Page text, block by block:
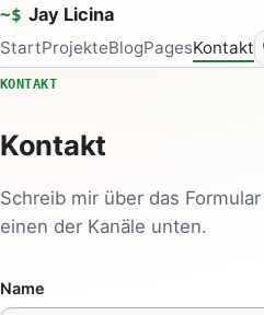
~$ Jay Licina
StartProjekteBlogPagesKontakt
KONTAKT
Kontakt
Schreib mir über das
einen der Kanäle unten.
Name